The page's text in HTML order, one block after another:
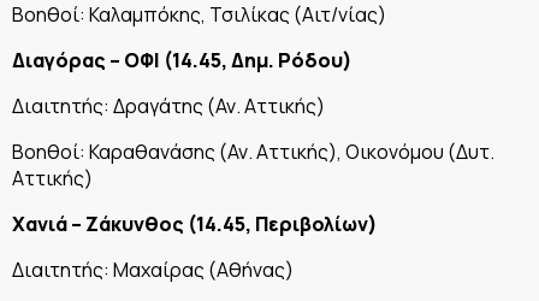
Βοηθοί: Καλαμπόκης, Τσιλίκας (Αιτ/νίας)
Διαγόρας – ΟΦΙ (14.45, Δημ. Ρόδου)
Διαιτητής: Δραγάτης (Αν. Αττικής)
Βοηθοί: Καραθανάσης (Αν. Αττικής), Οικονόμου (Δυτ.
Αττικής)
Χανιά – Ζάκυνθος (14.45, Περιβολίων)
Διαιτητής: Μαχαίρας (Αθήνας)